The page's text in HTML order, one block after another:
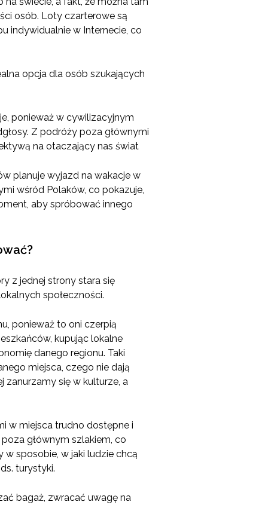
osób. Loty czarterowe są
indywidualnie w Internecie, co
opcja dla osób szukających
ponieważ w cywilizacyjnym
Z podróży poza głównymi
na otaczający nas świat
planuje wyjazd na wakacje w
wśród Polaków, co pokazuje,
aby spróbować innego
z jednej strony stara się
społeczności.
ponieważ to oni czerpią
kupując lokalne
danego regionu. Taki
miejsca, czego nie dają
zanurzamy się w kulturze, a
w miejsca trudno dostępne i
głównym szlakiem, co
w sposobie, w jaki ludzie chcą
turystyki.
bagaż, zwracać uwagę na